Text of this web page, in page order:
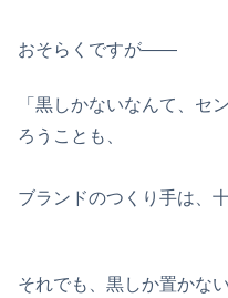
おそらくですが——
「黒しかないなんて、セ
ろうことも、
ブランドのつくり手は、
それでも、黒しか置かない